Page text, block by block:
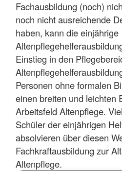
Fachausbildung (noch)
noch nicht ausreichende
haben, kann die einjährige
Einstieg in den
Personen ohne formalen
einen breiten und leichten
Arbeitsfeld Altenpflege.
Schüler der einjährigen
absolvieren über diesen
Fachkraftausbildung zur
Altenpflege.